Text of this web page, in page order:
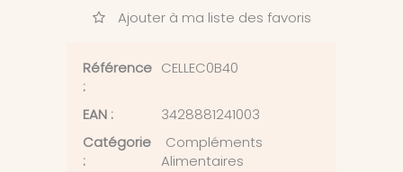
Ajouter à ma liste des favoris
Référence
:
CELLEC0B40
EAN :
3428881241003
Catégorie
:
Compléments
Alimentaires